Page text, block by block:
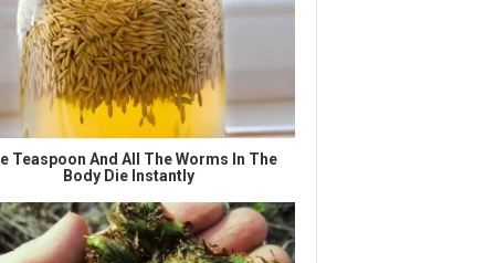
Teaspoon And All The Worms In The
Body Die Instantly